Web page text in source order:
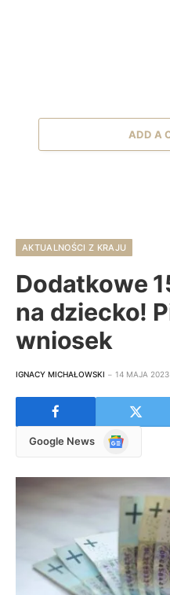
ADD A
AKTUALNOŚCI Z KRAJU
Dodatkowe
na dziecko!
wniosek
IGNACY MICHAŁOWSKI 14 MAJA 2023
Google News
Google